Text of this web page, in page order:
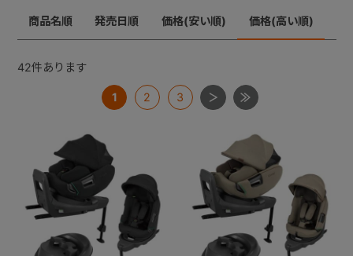
商品名順 発売日順 価格(安い順) 価格(高い順)
42件あります
1 2 3